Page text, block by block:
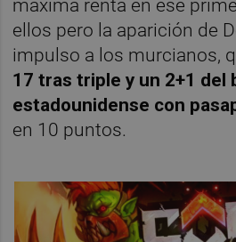
máxima renta en ese
ellos pero la aparición de
impulso a los murcianos,
17 tras triple y un 2+1 del
estadounidense con
en 10 puntos.